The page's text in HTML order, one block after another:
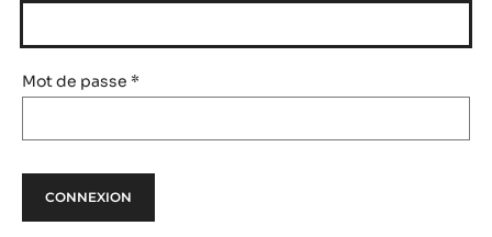
Mot de passe *